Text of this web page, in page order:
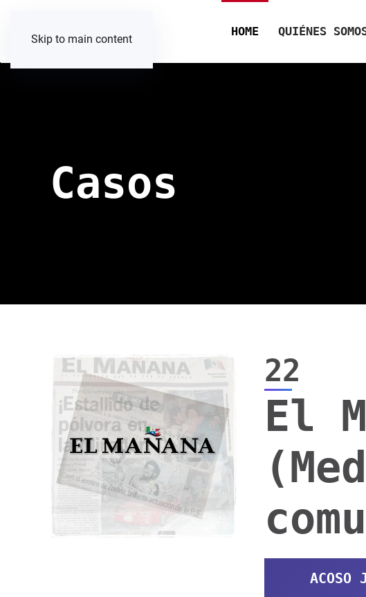
Skip to main content
HOME QUIÉNES
Casos
22
El
ACOSO